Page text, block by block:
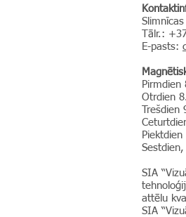
Tālr.:
E-pasts:
Otrdien
SIA
attēlu
SIA